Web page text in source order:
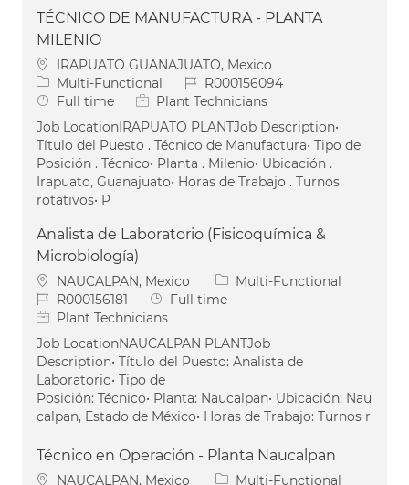
TÉCNICO DE MANUFACTURA - PLANTA
MILENIO
Location
IRAPUATO GUANAJUATO, Mexico
Category
Multi-Functional Job IdR000156094
Job Type
Full time
Plant Technicians
Job LocationIRAPUATO PLANTJob Description•
Título del Puesto . Técnico de Manufactura• Tipo de
Posición . Técnico• Planta . Milenio• Ubicación .
Irapuato, Guanajuato• Horas de Trabajo . Turnos
rotativos• P
Analista de Laboratorio (Fisicoquímica &
Microbiología)
Location
NAUCALPAN, Mexico Category
Multi-Functional
Job IdR000156181 Job Type
Full time
Plant Technicians
Job LocationNAUCALPAN PLANTJob
Description• Título del Puesto: Analista de
Laboratorio• Tipo de
Posición: Técnico• Planta: Naucalpan• Ubicación: Nau
calpan, Estado de México• Horas de Trabajo: Turnos r
Técnico en Operación - Planta Naucalpan
Location
NAUCALPAN, Mexico Category
Multi-Functional